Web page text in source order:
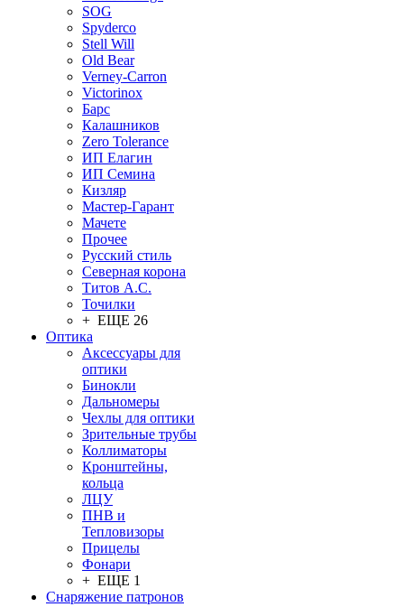
SOG
Spyderco
Stell Will
Old Bear
Verney-Carron
Victorinox
Барс
Калашников
Zero Tolerance
ИП Елагин
ИП Семина
Кизляр
Мастер-Гарант
Мачете
Прочее
Русский стиль
Северная корона
Титов А.С.
Точилки
+ ЕЩЕ 26
Оптика
Аксессуары для
оптики
Бинокли
Дальномеры
Чехлы для оптики
Зрительные трубы
Коллиматоры
Кронштейны,
кольца
ЛЦУ
ПНВ и
Тепловизоры
Прицелы
Фонари
+ ЕЩЕ 1
Снаряжение патронов